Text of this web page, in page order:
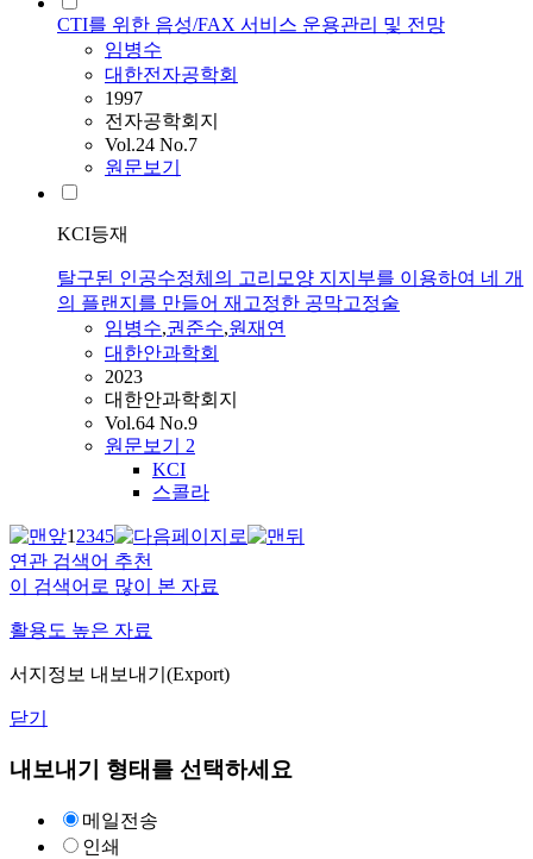
CTI를 위한 음성/FAX 서비스 운용관리 및 전망
임병수
대한전자공학회
1997
전자공학회지
Vol.24 No.7
원문보기
KCI등재
탈구된 인공수정체의 고리모양 지지부를 이용하여 네 개
의 플랜지를 만들어 재고정한 공막고정술
임병수,권준수,원재연
대한안과학회
2023
대한안과학회지
Vol.64 No.9
원문보기 2
KCI
스콜라
12345
연관 검색어 추천
이 검색어로 많이 본 자료
활용도 높은 자료
서지정보 내보내기(Export)
닫기
내보내기 형태를 선택하세요
메일전송
인쇄